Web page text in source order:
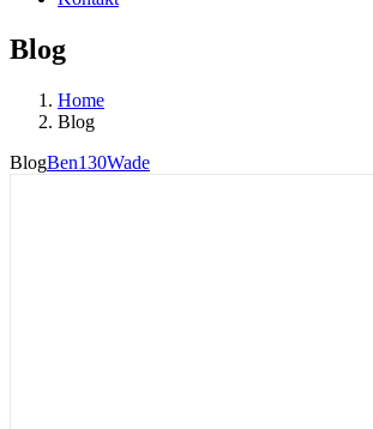
Blog
Home
Blog
BlogBen130Wade